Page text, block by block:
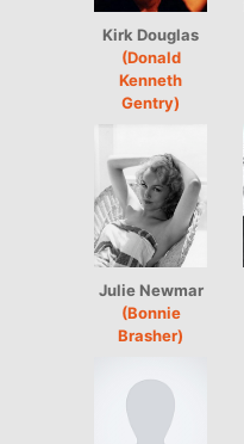
Kirk Douglas
(Donald
Kenneth
Gentry)
Julie Newmar
(Bonnie
Brasher)